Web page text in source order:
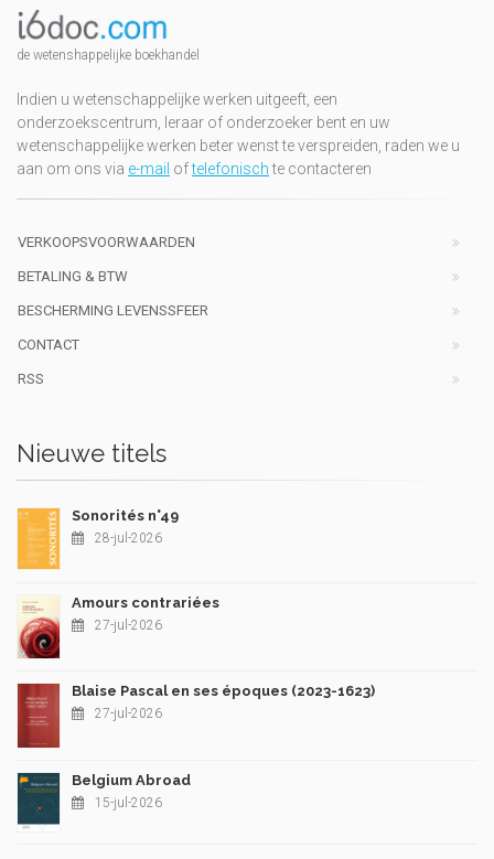
de wetenshappelijke boekhandel
Indien u wetenschappelijke werken uitgeeft, een
onderzoekscentrum, leraar of onderzoeker bent en uw
wetenschappelijke werken beter wenst te verspreiden, raden we u
aan om ons via e-mail oftelefonischte contacteren
VERKOOPSVOORWAARDEN
BETALING & BTW
BESCHERMING LEVENSSFEER
CONTACT
RSS
Nieuwe titels
Sonorités n°49
28-jul-2026
Amours contrariées
27-jul-2026
Blaise Pascal en ses époques (2023-1623)
27-jul-2026
Belgium Abroad
15-jul-2026